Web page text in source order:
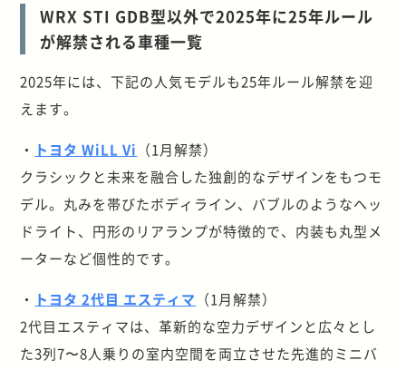
WRX STI GDB型以外で2025年に25年ルール
が解禁される車種一覧
2025年には、下記の人気モデルも25年ルール解禁を迎
えます。
・ トヨタ WiLL Vi （1月解禁）
クラシックと未来を融合した独創的なデザインをもつモ
デル。丸みを帯びたボディライン、バブルのようなヘッ
ドライト、円形のリアランプが特徴的で、内装も丸型メ
ーターなど個性的です。
・ トヨタ 2代目 エスティマ （1月解禁）
2代目エスティマは、革新的な空力デザインと広々とし
た3列7〜8人乗りの室内空間を両立させた先進的ミニバ